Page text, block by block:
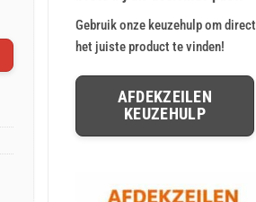
Gebruik onze keuzehulp om direct
het juiste product te vinden!
AFDEKZEILEN
KEUZEHULP